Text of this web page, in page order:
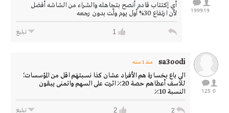
19
1999
أي إكتتاب قادم أنصح بتجاهله والشراء من الشاشه أفضل
لأن ارتفاع 30% أول يوم ولّت بدون رجعه
1 تبليغ
0
125
sa3oodi منذ 1 سنه
الي باع بخسارة هم الأفراد عشان كذا نسبتهَم اقل من المؤسسات؛
للاسف أعطاهم حصة 20٪ اثرت على السهم واتمنى يبقون
النسبة 10٪
2
2 تبليغ